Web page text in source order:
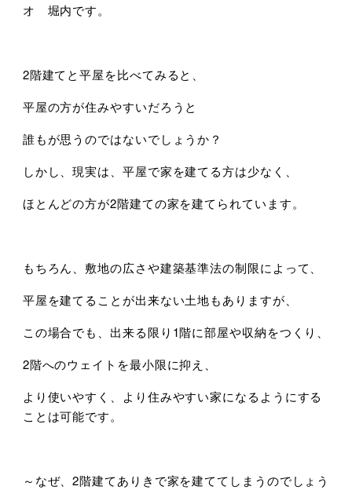
オ 堀内です。
2階建てと平屋を比べてみると、
平屋の方が住みやすいだろうと
誰もが思うのではないでしょうか？
しかし、現実は、平屋で家を建てる方は少なく、
ほとんどの方が2階建ての家を建てられています。
もちろん、敷地の広さや建築基準法の制限によって、
平屋を建てることが出来ない土地もありますが、
この場合でも、出来る限り1階に部屋や収納をつくり、
2階へのウェイトを最小限に抑え、
より使いやすく、より住みやすい家になるようにする
ことは可能です。
～なぜ、2階建てありきで家を建ててしまうのでしょう